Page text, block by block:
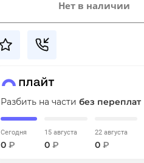
Нет в наличии
Разбить на частибез переплат
Сегодня
0₽
15 августа
0 ₽
22 августа
0 ₽